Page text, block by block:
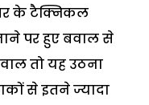
के टैक्निकल
पर हुए बवाल से
तो यह उठना
से इतने ज्यादा